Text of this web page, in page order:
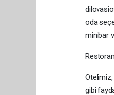
oda
minibar
Otelimiz,
gibi